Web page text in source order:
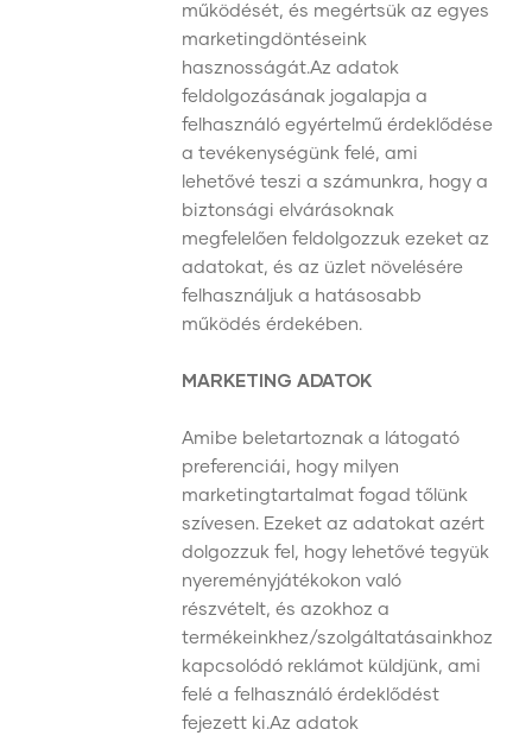
működését, és megértsük az egyes
marketingdöntéseink
hasznosságát.Az adatok
feldolgozásának jogalapja a
felhasználó egyértelmű érdeklődése
a tevékenységünk felé, ami
lehetővé teszi a számunkra, hogy a
biztonsági elvárásoknak
megfelelően feldolgozzuk ezeket az
adatokat, és az üzlet növelésére
felhasználjuk a hatásosabb
működés érdekében.
MARKETING ADATOK
Amibe beletartoznak a látogató
preferenciái, hogy milyen
marketingtartalmat fogad tőlünk
szívesen. Ezeket az adatokat azért
dolgozzuk fel, hogy lehetővé tegyük
nyereményjátékokon való
részvételt, és azokhoz a
termékeinkhez/szolgáltatásainkhoz
kapcsolódó reklámot küldjünk, ami
felé a felhasználó érdeklődést
fejezett ki.Az adatok